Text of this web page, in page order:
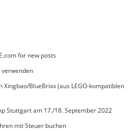
for new posts
verwenden
Xingbao/BlueBrixx (aus LEGO-kompatiblen
Stuttgart am 17./18. September 2022
mit Steuer buchen